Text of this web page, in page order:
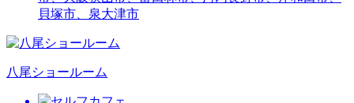
貝塚市、泉大津市
八尾ショールーム